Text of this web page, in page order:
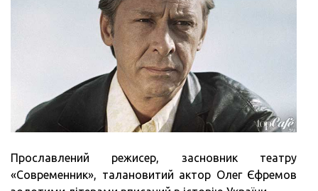
Прославлений режисер, засновник театру
«Современник», талановитий актор Олег Єфремов